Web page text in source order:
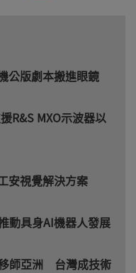
公版劇本搬進眼鏡
R&S MXO示波器以
安視覺解決方案
動具身AI機器人發展
師亞洲 台灣成技術